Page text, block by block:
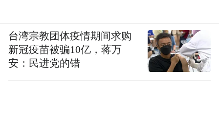
台湾宗教团体疫情期间求购
新冠疫苗被骗10亿，蒋万
安：民进党的错